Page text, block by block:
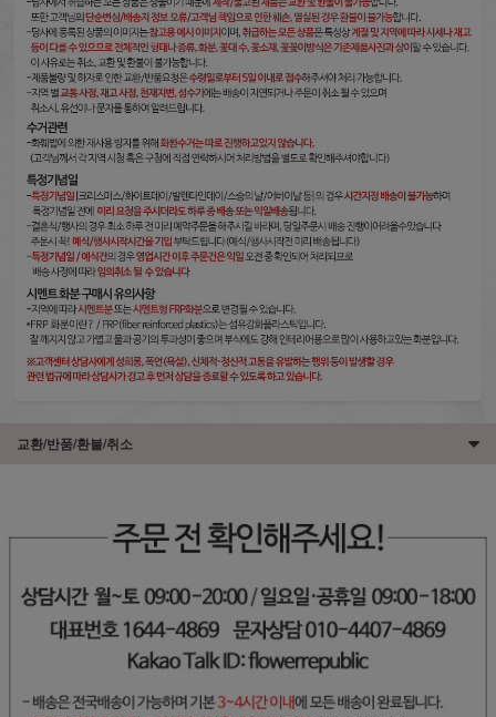
교환/반품/환불/취소